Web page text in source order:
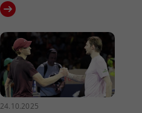
24.10.2025